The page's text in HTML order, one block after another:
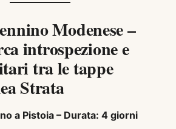
Modenese –
introspezione e
tra le tappe
Strata
a Pistoia – Durata: 4 giorni